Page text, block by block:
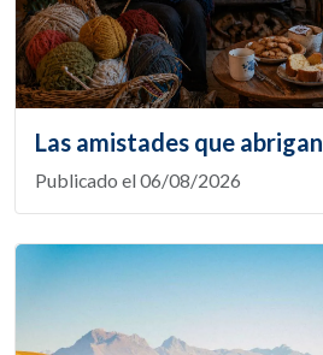
Las amistades que abrigan
Publicado el 06/08/2026